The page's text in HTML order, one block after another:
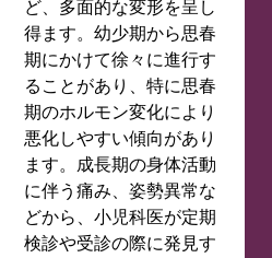
ど、多面的な変形を呈し
得ます。幼少期から思春
期にかけて徐々に進行す
ることがあり、特に思春
期のホルモン変化により
悪化しやすい傾向があり
ます。成長期の身体活動
に伴う痛み、姿勢異常な
どから、小児科医が定期
検診や受診の際に発見す